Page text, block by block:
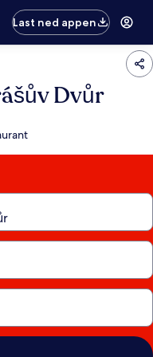
Last ned appen
Dvůr